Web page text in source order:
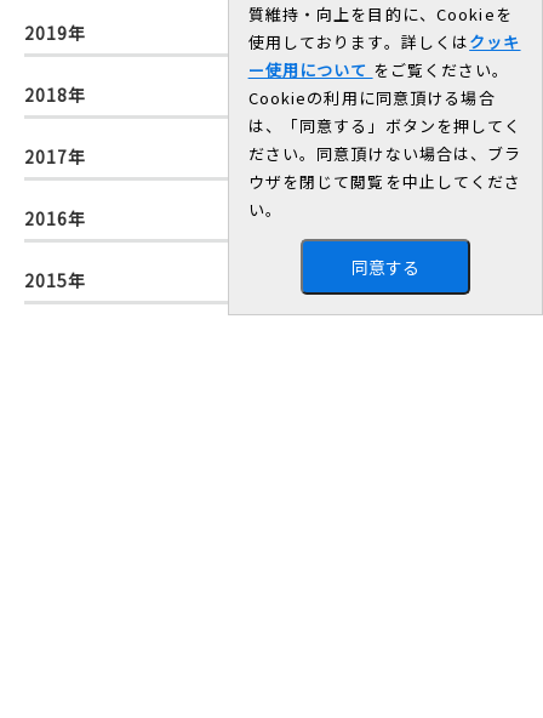
2019年
2018年
2017年
2016年
2015年
質維持・向上を目的に、Cookieを
使用しております。詳しくはクッキ
ー使用について をご覧ください。
Cookieの利用に同意頂ける場合
は、「同意する」ボタンを押してく
ださい。同意頂けない場合は、ブラ
ウザを閉じて閲覧を中止してくださ
い。
同意する